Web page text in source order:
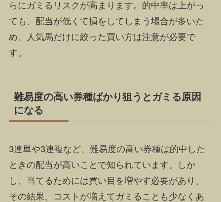
らにガミるリスクが高まります。的中率は上がっ
ても、配当が低くて損をしてしまう場合が多いた
め、人気馬だけに絞った買い方は注意が必要で
す。
難易度の高い券種ばかり狙うとガミる原因
になる
3連単や3連複など、難易度の高い券種は的中した
ときの配当が高いことで知られています。しか
し、当てるためには買い目を増やす必要があり、
その結果、コストが増えてガミることも少なくあ